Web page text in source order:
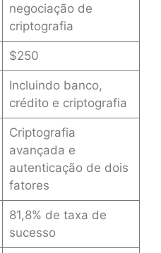
negociação de
criptografia
$250
Incluindo banco,
crédito e criptografia
Criptografia
avançada e
autenticação de dois
fatores
81,8% de taxa de
sucesso